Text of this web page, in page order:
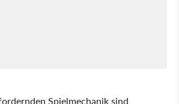
Spielmechanik sind